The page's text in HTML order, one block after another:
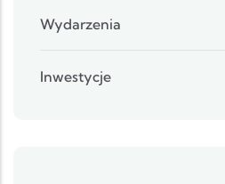
Wydarzenia
Inwestycje